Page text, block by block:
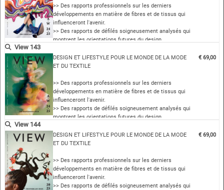
>> Des aperçus comp…
>> Des rapports professionnels sur les derniers
développements en matière de fibres et de tissus qui
influenceront l'avenir.
>> Des rapports de défilés soigneusement analysés qui
montrent les orientations futures du design
pouvez construire votre saison
>> Des thèmes de couleurs coordonnés au niveau
>> Des aperçus complet…
View 143
DESIGN ET LIFESTYLE POUR LE MONDE DE LA MODE
ET DU TEXTILE
>> Des rapports professionnels sur les derniers
développements en matière de fibres et de tissus qui
influenceront l'avenir.
>> Des rapports de défilés soigneusement analysés qui
montrent les orientations futures du design
pouvez construire votre saison
>> Des thèmes de couleurs coordonnés au niveau
>> Des aperçus complet…
€ 69,00
View 144
DESIGN ET LIFESTYLE POUR LE MONDE DE LA MODE
ET DU TEXTILE
>> Des rapports professionnels sur les derniers
développements en matière de fibres et de tissus qui
influenceront l'avenir.
>> Des rapports de défilés soigneusement analysés qui
€ 69,00